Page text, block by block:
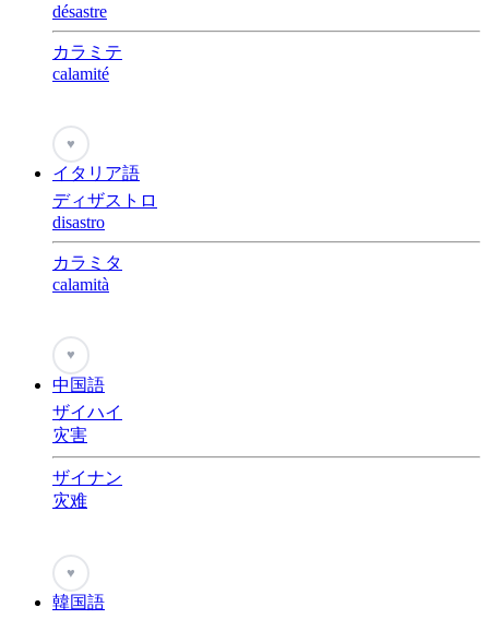
désastre
カラミテ
calamité
♥
イタリア語
ディザストロ
disastro
カラミタ
calamità
♥
中国語
ザイハイ
灾害
ザイナン
灾难
♥
韓国語